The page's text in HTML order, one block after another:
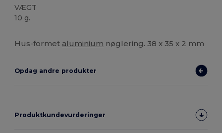
VÆGT
10 g.
Hus-formet aluminium nøglering. 38 x 35 x 2 mm
Opdag andre produkter
Produktkundevurderinger